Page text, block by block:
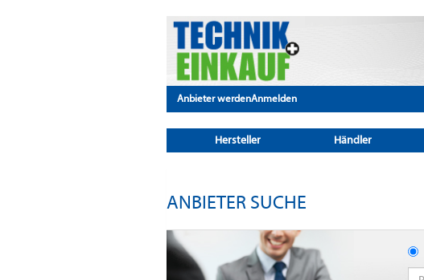
Anbieter werdenAnmelden
Hersteller Händler
ANBIETER SUCHE